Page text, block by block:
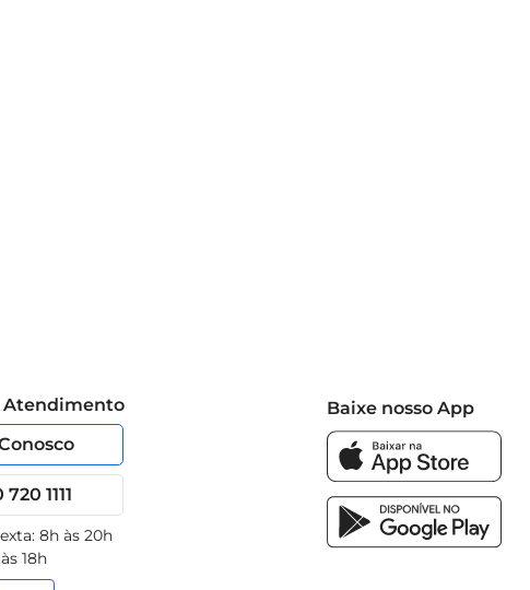
Atendimento
1111
8h às 20h
18h
Baixe nosso App